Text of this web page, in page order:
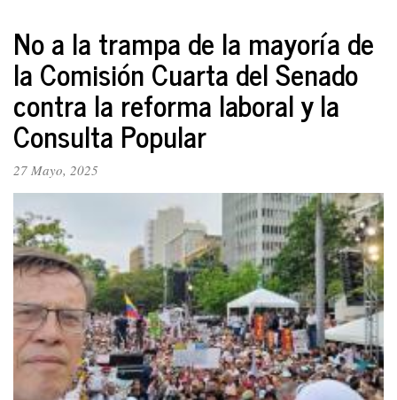
paro
28
y
29
de
No a la trampa de la mayoría de
la Comisión Cuarta del Senado
contra la reforma laboral y la
Consulta Popular
27 Mayo, 2025